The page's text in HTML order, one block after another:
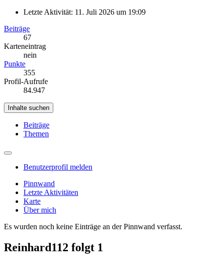
Letzte Aktivität: 11. Juli 2026 um 19:09
Beiträge
67
Karteneintrag
nein
Punkte
355
Profil-Aufrufe
84.947
Inhalte suchen
Beiträge
Themen
Benutzerprofil melden
Pinnwand
Letzte Aktivitäten
Karte
Über mich
Es wurden noch keine Einträge an der Pinnwand verfasst.
Reinhard112 folgt 1